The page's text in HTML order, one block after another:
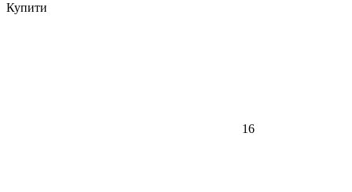
Купити
16